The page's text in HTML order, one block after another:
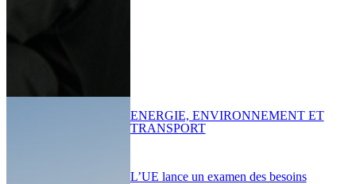
L’UE lance un examen des besoins
ENERGIE, ENVIRONNEMENT ET
TRANSPORT